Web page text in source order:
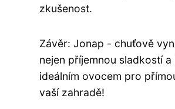
zkušenost.
Závěr: Jonap - chuťově
nejen příjemnou sladkostí
ideálním ovocem pro
vaší zahradě!